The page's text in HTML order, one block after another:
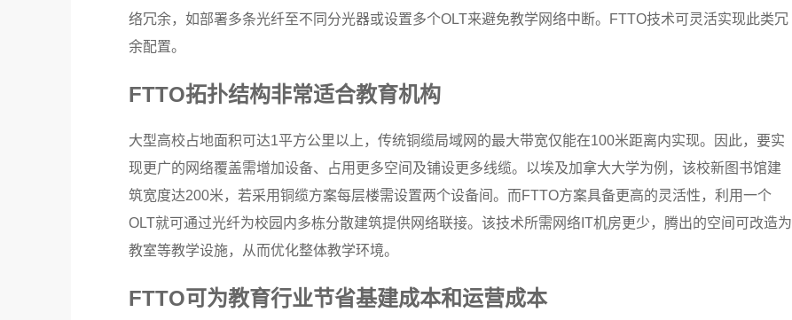
络冗余，如部署多条光纤至不同分光器或设置多个OLT来避免教学网络中断。FTTO技术可灵活实现此类冗
余配置。
FTTO拓扑结构非常适合教育机构
大型高校占地面积可达1平方公里以上，传统铜缆局域网的最大带宽仅能在100米距离内实现。因此，要实
现更广的网络覆盖需增加设备、占用更多空间及铺设更多线缆。以埃及加拿大大学为例，该校新图书馆建
筑宽度达200米，若采用铜缆方案每层楼需设置两个设备间。而FTTO方案具备更高的灵活性，利用一个
OLT就可通过光纤为校园内多栋分散建筑提供网络联接。该技术所需网络IT机房更少，腾出的空间可改造为
教室等教学设施，从而优化整体教学环境。
FTTO可为教育行业节省基建成本和运营成本